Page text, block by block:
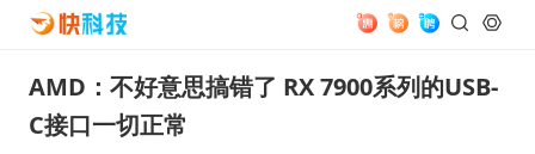
AMD：不好意思搞错了 RX 7900系列的USB-
C接口一切正常